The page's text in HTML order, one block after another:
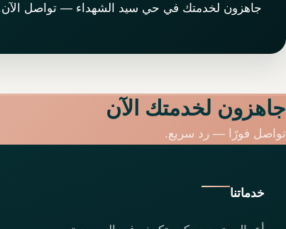
جاهزون لخدمتك في حي سيد الشهداء — تواصل
جاهزون لخدمتك الآن
تواصل فورًا — رد سريع.
خدماتنا